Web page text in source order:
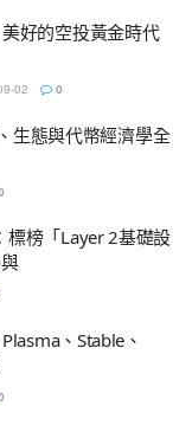
好的空投黃金時代
02 0
生態與代幣經濟學全
標榜「Layer 2基礎設
、Stable、